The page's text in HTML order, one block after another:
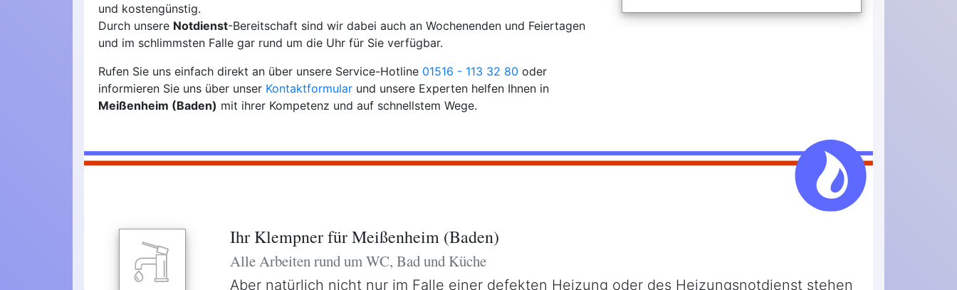
und kostengünstig.
Durch unsere Notdienst-Bereitschaft sind wir dabei auch an Wochenenden und Feiertagen
und im schlimmsten Falle gar rund um die Uhr für Sie verfügbar.
Rufen Sie uns einfach direkt an über unsere Service-Hotline 01516 - 113 32 80 oder
informieren Sie uns über unser Kontaktformular und unsere Experten helfen Ihnen in
Meißenheim (Baden) mit ihrer Kompetenz und auf schnellstem Wege.
Ihr Klempner für Meißenheim (Baden)
Alle Arbeiten rund um WC, Bad und Küche
Aber natürlich nicht nur im Falle einer defekten Heizung oder des Heizungsnotdienst stehen